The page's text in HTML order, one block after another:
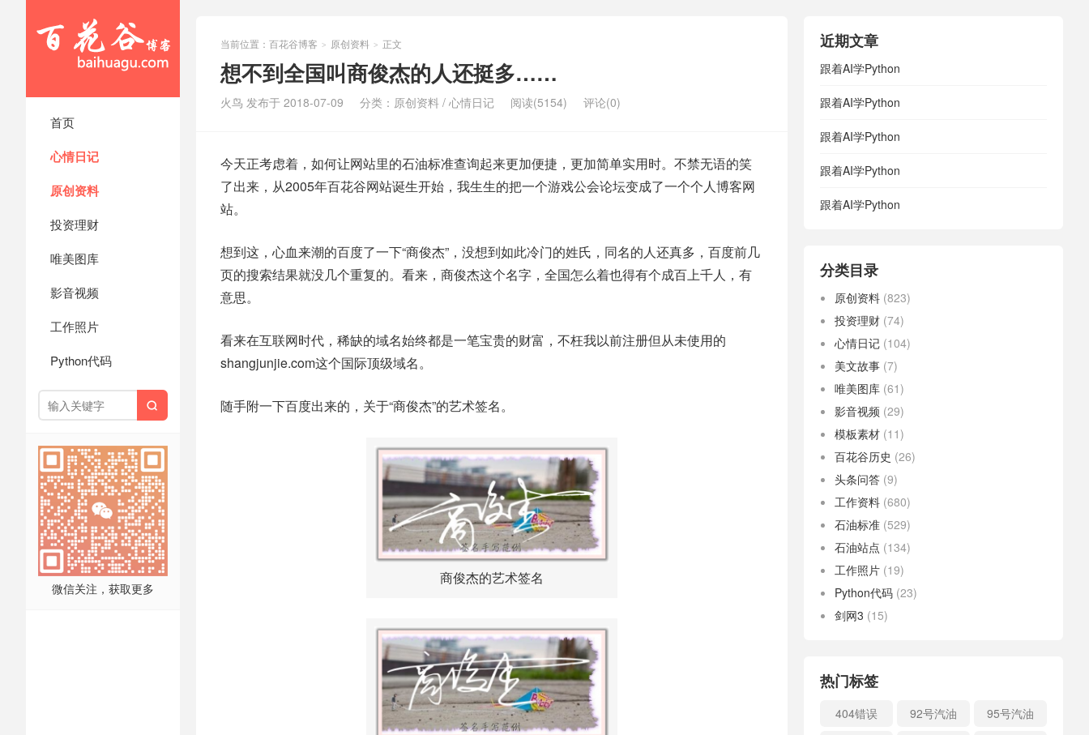
首页
心情日记
原创资料
投资理财
唯美图库
影音视频
工作照片
Python代码

微信关注，获取更多
当前位置： 百花谷博客 > 原创资料 > 正文
想不到全国叫商俊杰的人还挺多……
火鸟 发布于 2018-07-09 分类： 原创资料 / 心情日记 阅读(5154) 评论(0)
今天正考虑着，如何让网站里的石油标准查询起来更加便捷，更加简单实用时。不禁无语的笑
了出来，从2005年百花谷网站诞生开始，我生生的把一个游戏公会论坛变成了一个个人博客网
站。
想到这，心血来潮的百度了一下“商俊杰”，没想到如此冷门的姓氏，同名的人还真多，百度前几
页的搜索结果就没几个重复的。看来，商俊杰这个名字，全国怎么着也得有个成百上千人，有
意思。
看来在互联网时代，稀缺的域名始终都是一笔宝贵的财富，不枉我以前注册但从未使用的
shangjunjie.com这个国际顶级域名。
随手附一下百度出来的，关于“商俊杰”的艺术签名。
商俊杰的艺术签名
近期文章
跟着AI学Python
跟着AI学Python
跟着AI学Python
跟着AI学Python
跟着AI学Python
分类目录
原创资料 (823)
投资理财 (74)
心情日记 (104)
美文故事 (7)
唯美图库 (61)
影音视频 (29)
模板素材 (11)
百花谷历史 (26)
头条问答 (9)
工作资料 (680)
石油标准 (529)
石油站点 (134)
工作照片 (19)
Python代码 (23)
剑网3 (15)
热门标签
404错误 92号汽油
95号汽油